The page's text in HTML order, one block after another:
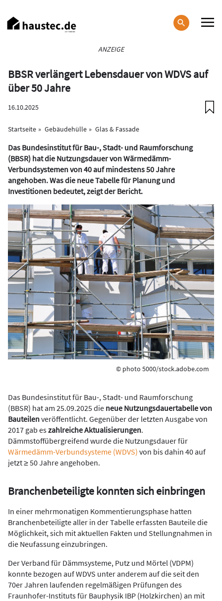
zum
Inhalt
ANZEIGE
BBSR verlängert Lebensdauer von WDVS auf
über 50 Jahre
16.10.2025
Startseite Gebäudehülle Glas & Fassade
Das Bundesinstitut für Bau-, Stadt- und Raumforschung
(BBSR) hat die Nutzungsdauer von Wärmedämm-
Verbundsystemen von 40 auf mindestens 50 Jahre
angehoben. Was die neue Tabelle für Planung und
Investitionen bedeutet, zeigt der Bericht.
© photo 5000/stock.adobe.com
Das Bundesinstitut für Bau-, Stadt- und Raumforschung
(BBSR) hat am 25.09.2025 die neue Nutzungsdauertabelle von
Bauteilenveröffentlicht. Gegenüber der letzten Ausgabe von
2017 gab eszahlreiche Aktualisierungen.
Dämmstoffübergreifend wurde die Nutzungsdauer für
Wärmedämm-Verbundsysteme (WDVS) von bis dahin 40 auf
jetzt ≥ 50 Jahre angehoben.
Branchenbeteiligte konnten sich einbringen
In einer mehrmonatigen Kommentierungsphase hatten
Branchenbeteiligte aller in der Tabelle erfassten Bauteile die
Möglichkeit, sich mit aktuellen Fakten und Stellungnahmen in
die Neufassung einzubringen.
Der Verband für Dämmsysteme, Putz und Mörtel (VDPM)
konnte bezogen auf WDVS unter anderem auf die seit den
70er Jahren laufenden regelmäßigen Prüfungen des
Fraunhofer-Instituts für Bauphysik IBP (Holzkirchen) an mit